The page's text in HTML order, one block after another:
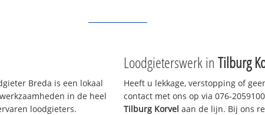
Breda is een lokaal
in de heel
loodgieters.
Loodgieterswerk in Tilburg
Heeft u lekkage, verstopping of
contact met ons op via 076-
Tilburg Korvel aan de lijn. Bij ons